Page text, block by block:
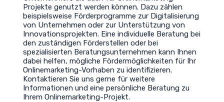
Projekte genutzt werden können. Dazu zählen
beispielsweise Förderprogramme zur Digitalisierung
von Unternehmen oder zur Unterstützung von
Innovationsprojekten. Eine individuelle Beratung bei
den zuständigen Förderstellen oder bei
spezialisierten Beratungsunternehmen kann Ihnen
dabei helfen, mögliche Fördermöglichkeiten für Ihr
Onlinemarketing-Vorhaben zu identifizieren.
Kontaktieren Sie uns gerne für weitere
Informationen und eine persönliche Beratung zu
Ihrem Onlinemarketing-Projekt.